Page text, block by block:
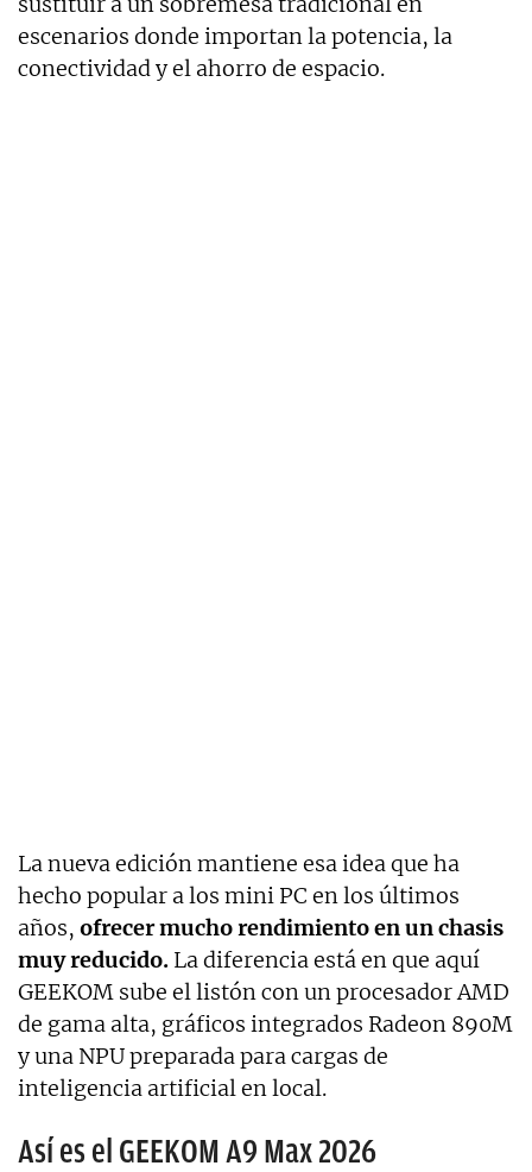
escenarios donde importan la potencia, la
conectividad y el ahorro de espacio.
La nueva edición mantiene esa idea que ha
hecho popular a los mini PC en los últimos
años, ofrecer mucho rendimiento en un chasis
muy reducido. La diferencia está en que aquí
GEEKOM sube el listón con un procesador AMD
de gama alta, gráficos integrados Radeon 890M
y una NPU preparada para cargas de
inteligencia artificial en local.
Así es el GEEKOM A9 Max 2026